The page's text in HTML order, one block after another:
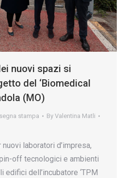
nuovi spazi si
del ‘Biomedical
(MO)
stampa By Valentina Matli
laboratori d’impresa,
off tecnologici e ambienti
edifici dell’incubatore ‘TPM